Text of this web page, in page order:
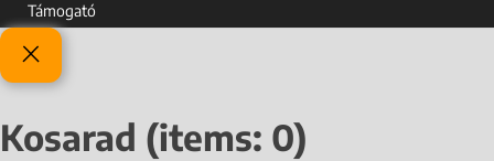
Támogató
Kosarad (items: 0)